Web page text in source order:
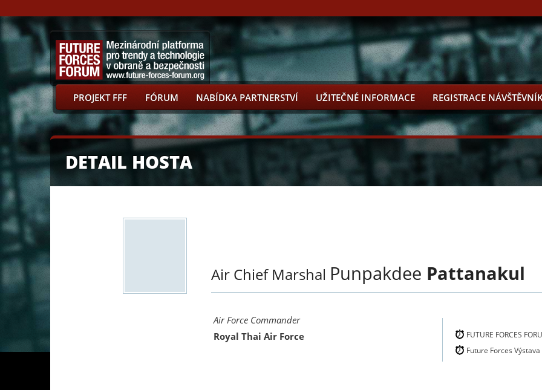
PROJEKT FFF FÓRUM NABÍDKA PARTNERSTVÍ UŽITEČNÉ INFORMACE REGISTRACE
DETAIL HOSTA
Air Chief Marshal Punpakdee Pattanakul
FUTURE FORCES
Future Forces
Air Force Commander
Royal Thai Air Force